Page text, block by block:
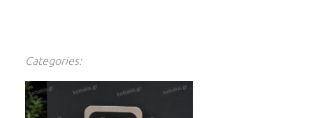
Categories: